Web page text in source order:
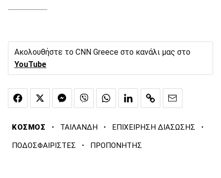
Ακολουθήστε το CNN Greece στο κανάλι μας στο
YouTube
ΚΟΣΜΟΣ · ΤΑΙΛΑΝΔΗ · ΕΠΙΧΕΙΡΗΣΗ ΔΙΑΣΩΣΗΣ ·
ΠΟΔΟΣΦΑΙΡΙΣΤΕΣ · ΠΡΟΠΟΝΗΤΗΣ